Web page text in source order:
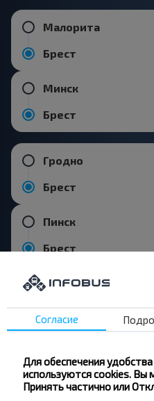
Малорита
Брест
Минск
Брест
Гродно
Брест
Пинск
Брест
Популярные
Тересполь
Согласие
Для обеспечения
используются cookies. Вы
Принять частично или